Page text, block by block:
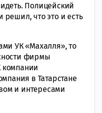
Полицейский
решил, что это и есть
УК «Махалля», то
фирмы
компании
в Татарстане
и интересами